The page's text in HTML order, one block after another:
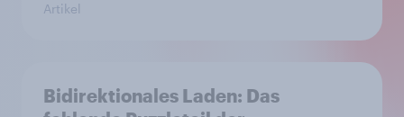
Artikel
Bidirektionales Laden: Das